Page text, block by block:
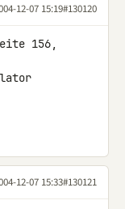
12-07 15:19#130120
156,
12-07 15:33#130121